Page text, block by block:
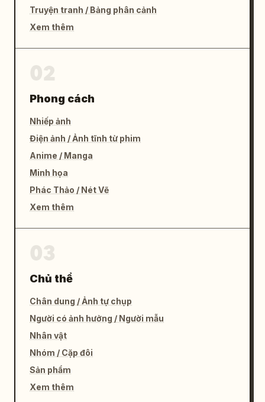
Truyện tranh / Bảng phân cảnh
Xem thêm
Phong cách
Nhiếp ảnh
Điện ảnh / Ảnh tĩnh từ phim
Anime / Manga
Minh họa
Phác Thảo / Nét Vẽ
Xem thêm
Chủ thể
Chân dung / Ảnh tự chụp
Người có ảnh hưởng / Người mẫu
Nhân vật
Nhóm / Cặp đôi
Sản phẩm
Xem thêm